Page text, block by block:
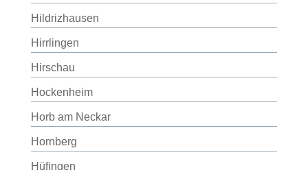
Hildrizhausen
Hirrlingen
Hirschau
Hockenheim
Horb am Neckar
Hornberg
Hüfingen